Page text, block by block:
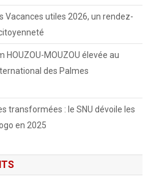
Vacances utiles 2026, un rendez-
HOUZOU-MOUZOU élevée au
des Palmes
transformées : le SNU dévoile les
en 2025